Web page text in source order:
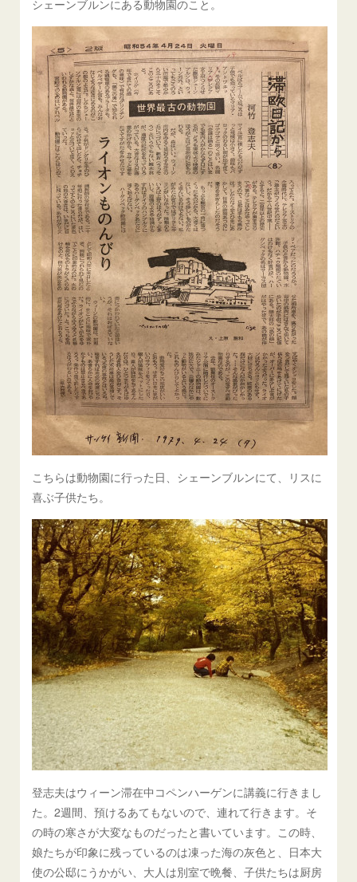
シェーンブルンにある動物園のこと。
こちらは動物園に行った日、シェーンブルンにて、リスに
喜ぶ子供たち。
登志夫はウィーン滞在中コペンハーゲンに講義に行きまし
た。2週間、預けるあてもないので、連れて行きます。そ
の時の寒さが大変なものだったと書いています。この時、
娘たちが印象に残っているのは凍った海の灰色と、日本大
使の公邸にうかがい、大人は別室で晩餐、子供たちは厨房